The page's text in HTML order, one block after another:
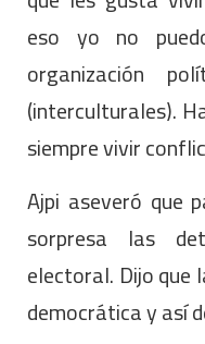
eso yo no
organización
(interculturales).
siempre vivir
Ajpi aseveró que
sorpresa las
electoral. Dijo que
democrática y así